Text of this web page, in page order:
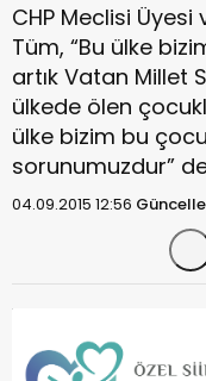
CHP Meclisi Üyesi
Tüm, “Bu ülke
artık Vatan Millet
ülkede ölen
ülke bizim bu
sorunumuzdur”
04.09.2015 12:56